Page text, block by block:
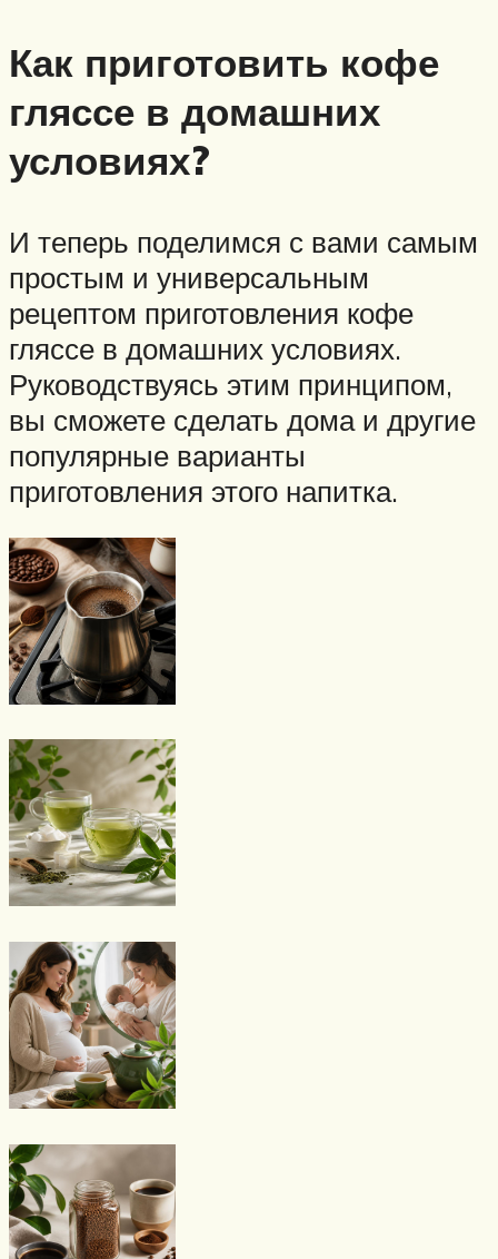
Как приготовить кофе
гляссе в домашних
условиях?
И теперь поделимся с вами самым
простым и универсальным
рецептом приготовления кофе
гляссе в домашних условиях.
Руководствуясь этим принципом,
вы сможете сделать дома и другие
популярные варианты
приготовления этого напитка.